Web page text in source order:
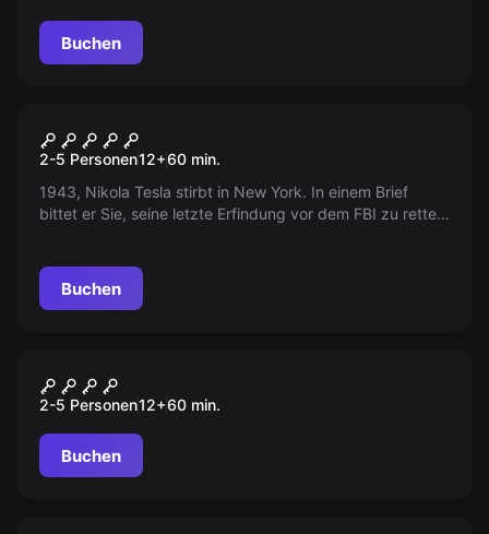
Buchen
Tesla's Mystery
2-5 Personen12+60 min.
1943, Nikola Tesla stirbt in New York. In einem Brief
bittet er Sie, seine letzte Erfindung vor dem FBI zu retten
Buchen
FINAL EXAM – OPERATION
ENTSCHÄRFUNG
2-5 Personen12+60 min.
Buchen